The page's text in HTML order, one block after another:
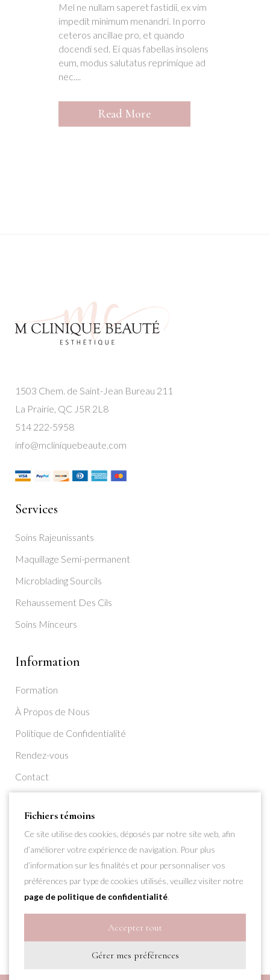
Mel ne nullam saperet fastidii, ex vim
impedit minimum menandri. In porro
ceteros ancillae pro, et quando
docendi sed. Ei quas fabellas insolens
eum, modus salutatus reprimique ad
nec....
Read More
1503 Chem. de Saint-Jean Bureau 211
La Prairie, QC J5R 2L8
514 222-5958
info@mcliniquebeaute.com
Services
Soins Rajeunissants
Maquillage Semi-permanent
Microblading Sourcils
Rehaussement Des Cils
Soins Minceurs
Information
Formation
À Propos de Nous
Politique de Confidentialité
Rendez-vous
Contact
S’inscrire
Fichiers témoins
Ce site utilise des cookies, déposés par notre site web, afin
d’améliorer votre expérience de navigation. Pour plus
d’information sur les finalités et pour personnaliser vos
préférences par type de cookies utilisés, veuillez visiter notre
page de politique de confidentialité.
Accepter tout
Gérer mes préférences